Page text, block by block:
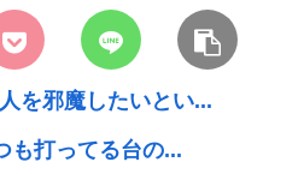
を邪魔したいとい...
も打ってる台の...